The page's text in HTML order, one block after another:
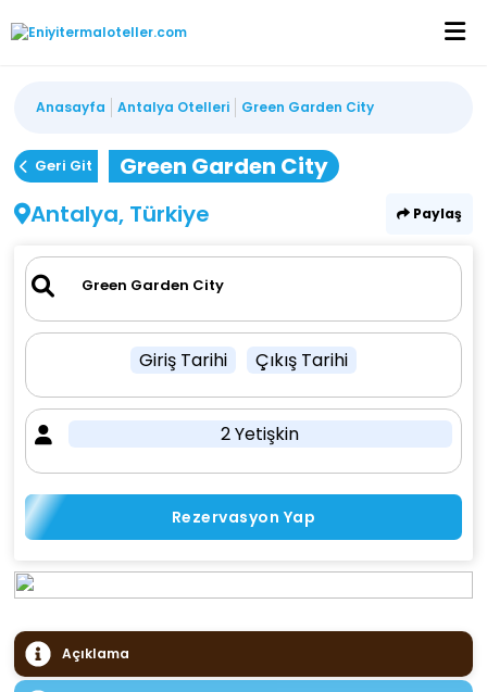
Anasayfa Antalya Otelleri Green Garden City
Geri Git
Green Garden City
Antalya, Türkiye
Paylaş
Giriş Tarihi Çıkış Tarihi
2 Yetişkin
Rezervasyon Yap
Açıklama